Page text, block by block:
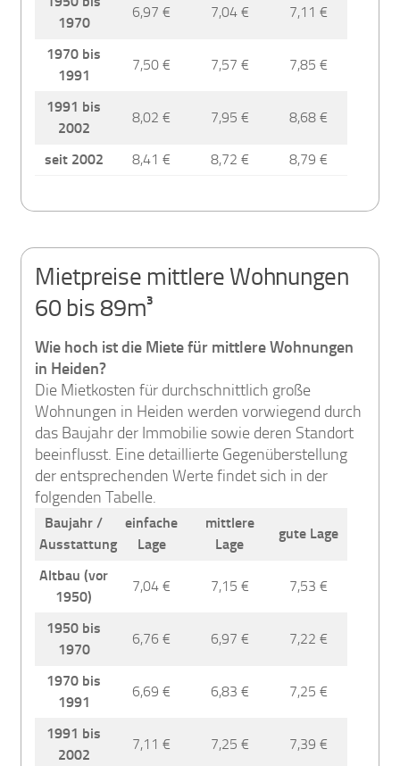
1970
6,97 € 7,04 € 7,11 €
1970 bis
1991
7,50 € 7,57 € 7,85 €
1991 bis
2002
8,02 € 7,95 € 8,68 €
seit 2002 8,41 € 8,72 € 8,79 €
Mietpreise mittlere Wohnungen
60 bis 89m³
Wie hoch ist die Miete für mittlere Wohnungen
in Heiden?
Die Mietkosten für durchschnittlich große
Wohnungen in Heiden werden vorwiegend durch
das Baujahr der Immobilie sowie deren Standort
beeinflusst. Eine detaillierte Gegenüberstellung
der entsprechenden Werte findet sich in der
folgenden Tabelle.
Baujahr /
Ausstattung
einfache
Lage
mittlere
Lage
gute Lage
Altbau (vor
1950)
7,04 € 7,15 € 7,53 €
1950 bis
1970
6,76 € 6,97 € 7,22 €
1970 bis
1991
6,69 € 6,83 € 7,25 €
1991 bis
2002
7,11 € 7,25 € 7,39 €